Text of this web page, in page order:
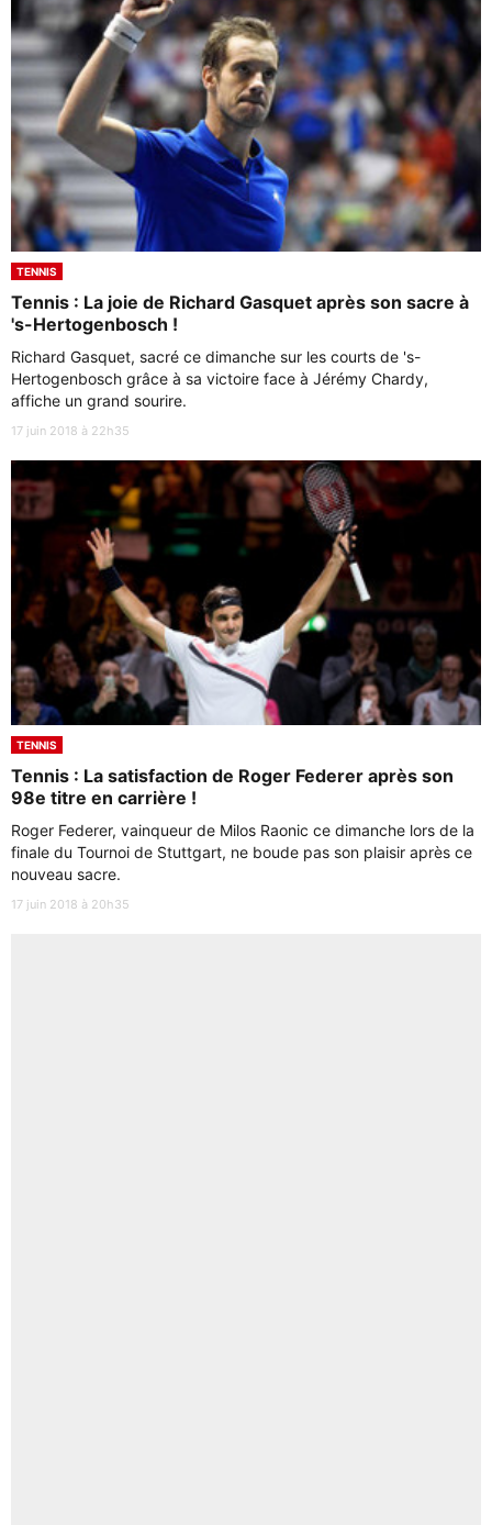
TENNIS
Tennis : La joie de Richard Gasquet après son sacre à
's-Hertogenbosch !
Richard Gasquet, sacré ce dimanche sur les courts de 's-
Hertogenbosch grâce à sa victoire face à Jérémy Chardy,
affiche un grand sourire.
17 juin 2018 à 22h35
TENNIS
Tennis : La satisfaction de Roger Federer après son
98e titre en carrière !
Roger Federer, vainqueur de Milos Raonic ce dimanche lors de la
finale du Tournoi de Stuttgart, ne boude pas son plaisir après ce
nouveau sacre.
17 juin 2018 à 20h35